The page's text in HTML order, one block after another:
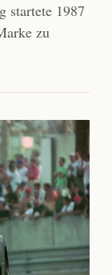
startete 1987
zu